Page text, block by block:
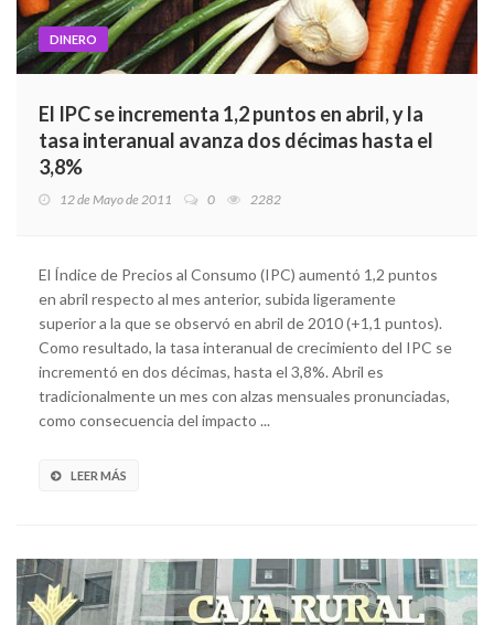
DINERO
El IPC se incrementa 1,2 puntos en abril, y la
tasa interanual avanza dos décimas hasta el
3,8%
12 de Mayo de 2011 0 2282
El Índice de Precios al Consumo (IPC) aumentó 1,2 puntos
en abril respecto al mes anterior, subida ligeramente
superior a la que se observó en abril de 2010 (+1,1 puntos).
Como resultado, la tasa interanual de crecimiento del IPC se
incrementó en dos décimas, hasta el 3,8%. Abril es
tradicionalmente un mes con alzas mensuales pronunciadas,
como consecuencia del impacto ...
LEER MÁS